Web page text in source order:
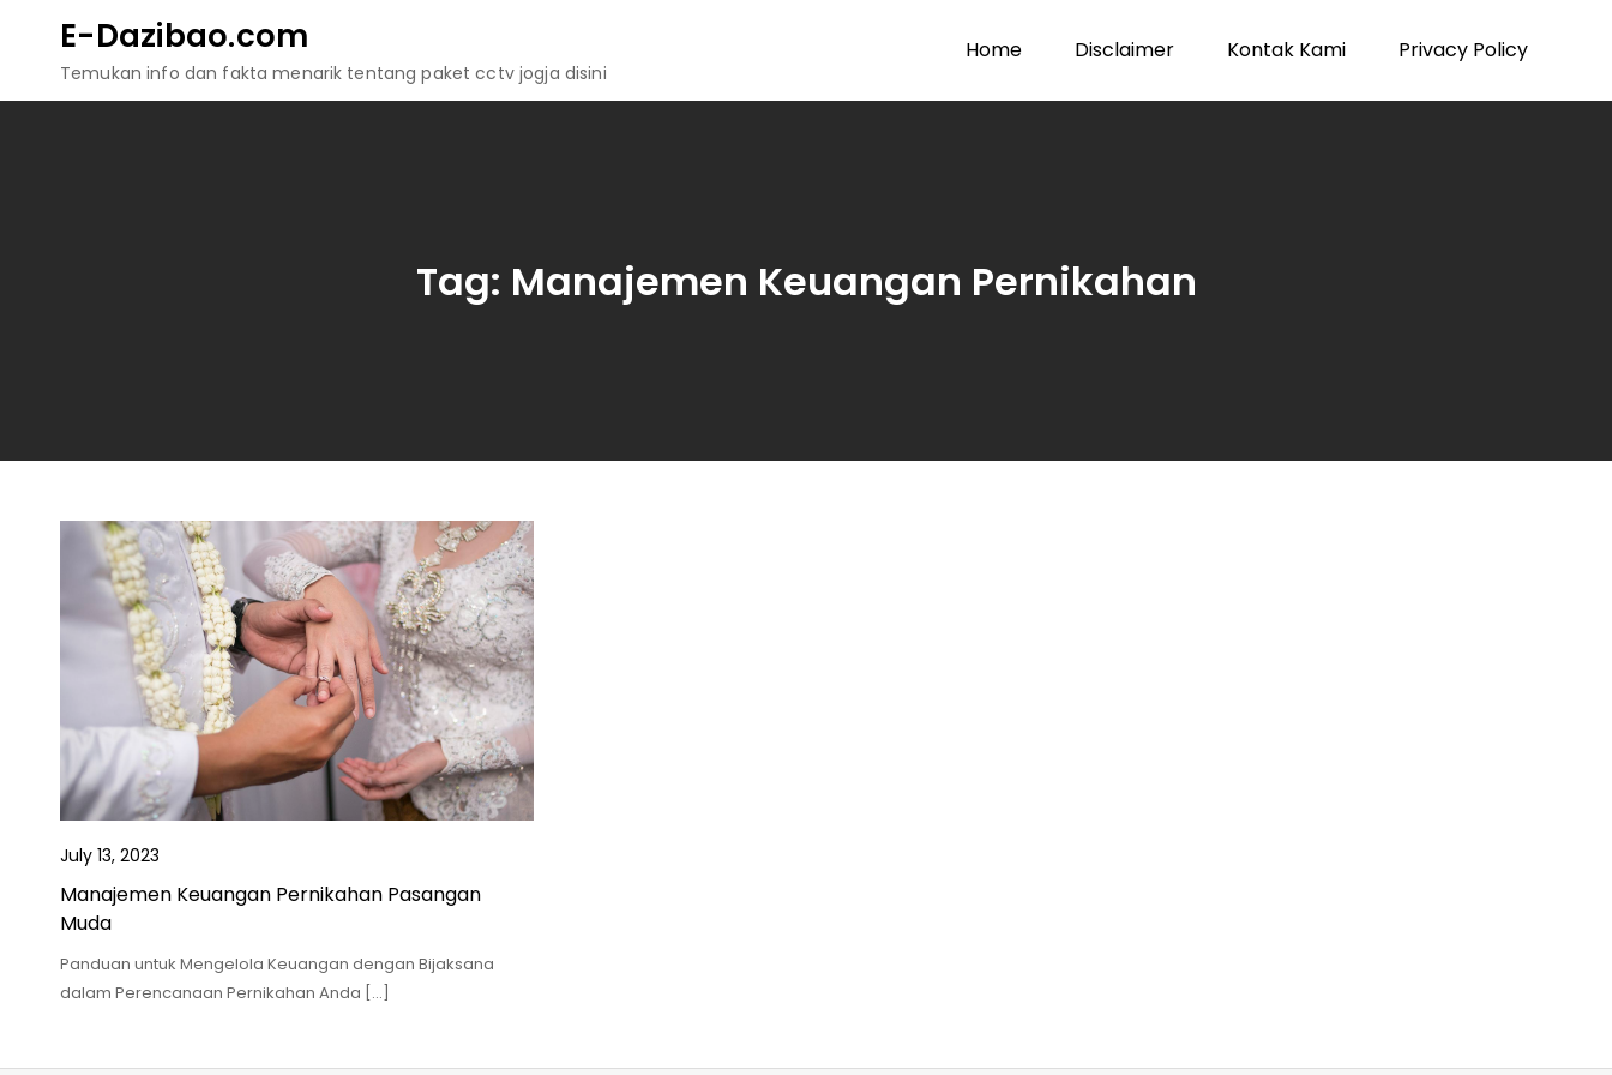
content
E-Dazibao.com
Temukan info dan fakta menarik tentang paket cctv jogja disini
Home Disclaimer Kontak Kami Privacy Policy
Tag: Manajemen Keuangan Pernikahan
July 13, 2023
Manajemen Keuangan Pernikahan Pasangan
Muda
Panduan untuk Mengelola Keuangan dengan Bijaksana
dalam Perencanaan Pernikahan Anda […]